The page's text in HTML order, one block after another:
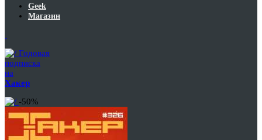
Geek
Магазин
Годовая
подписка
на
Хакер
-50%